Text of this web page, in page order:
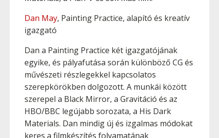
Dan May, Painting Practice, alapító és kreatív
igazgató
Dan a Painting Practice két igazgatójának
egyike, és pályafutása során különböző CG és
művészeti részlegekkel kapcsolatos
szerepkörökben dolgozott. A munkái között
szerepel a Black Mirror, a Gravitáció és az
HBO/BBC legújabb sorozata, a His Dark
Materials. Dan mindig új és izgalmas módokat
keres a filmkészítés folyamatának